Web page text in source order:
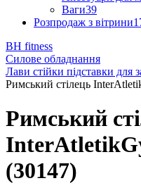
Ваги39
Розпродаж з вітрини
BH fitness
Силове обладнання
Лави стійки підставки для
Римський стілець
Римський
(30147)